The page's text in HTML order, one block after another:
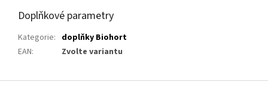
Doplňkové parametry
Kategorie: doplňky Biohort
EAN: Zvolte variantu
Z